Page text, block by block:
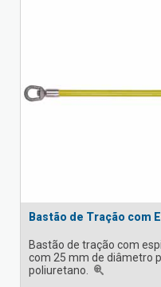
Bastão de Tração com
Bastão de tração com
com 25 mm de diâmetro
poliuretano.